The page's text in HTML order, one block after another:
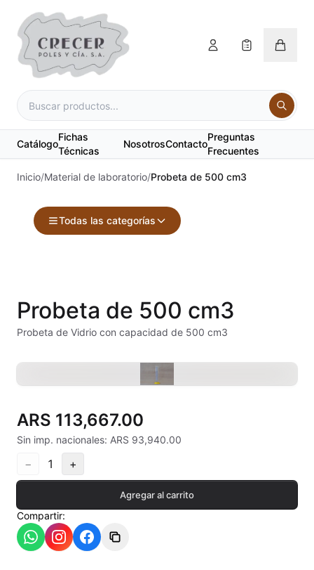
Catálogo
Fichas
Técnicas
NosotrosContacto
Preguntas
Frecuentes
Inicio/Material de laboratorio/Probeta de 500 cm3
Todas las categorías
Alambre Kanthal
Bizcochos cerámicos
Conos pirometricos Orton
Crayones cerámicos
Crisoles refractarios
Probeta de 500 cm3
Probeta de Vidrio con capacidad de 500 cm3
ARS 113,667.00
Sin imp. nacionales: ARS 93,940.00
− 1 +
Agregar al carrito
Compartir: